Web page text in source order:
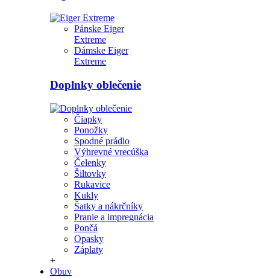
Pánske Eiger
Extreme
Dámske Eiger
Extreme
Doplnky oblečenie
Čiapky
Ponožky
Spodné prádlo
Výhrevné vrecúška
Čelenky
Šiltovky
Rukavice
Kukly
Šatky a nákrčníky
Pranie a impregnácia
Pončá
Opasky
Záplaty
+
Obuv